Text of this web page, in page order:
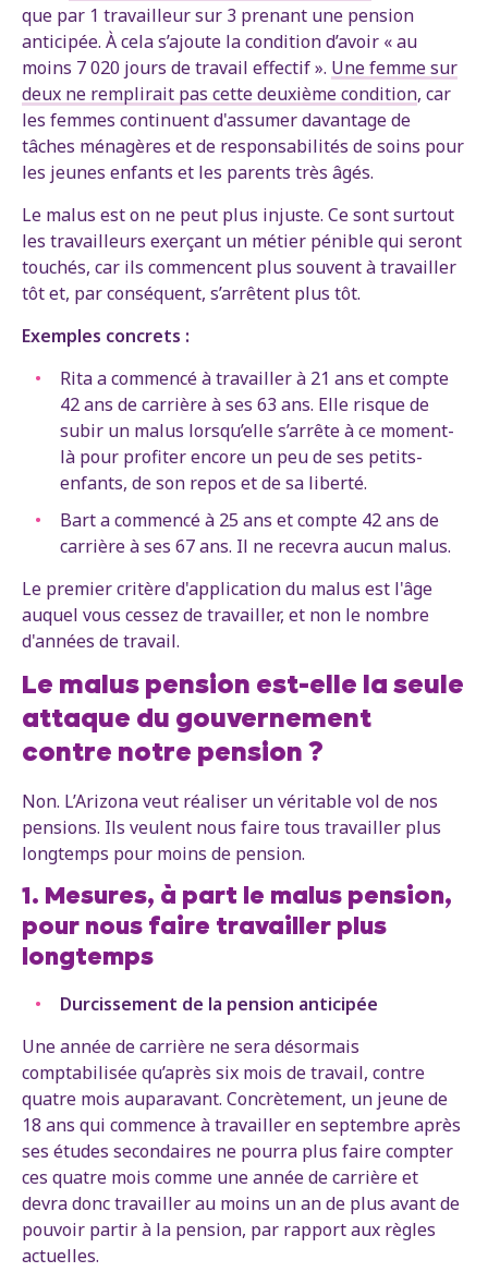
que par 1 travailleur sur 3 prenant une pension
anticipée. À cela s’ajoute la condition d’avoir « au
moins 7 020 jours de travail effectif ». Une femme sur
deux ne remplirait pas cette deuxième condition, car
les femmes continuent d'assumer davantage de
tâches ménagères et de responsabilités de soins pour
les jeunes enfants et les parents très âgés.
Le malus est on ne peut plus injuste. Ce sont surtout
les travailleurs exerçant un métier pénible qui seront
touchés, car ils commencent plus souvent à travailler
tôt et, par conséquent, s’arrêtent plus tôt.
Exemples concrets :
Rita a commencé à travailler à 21 ans et compte
42 ans de carrière à ses 63 ans. Elle risque de
subir un malus lorsqu’elle s’arrête à ce moment-
là pour profiter encore un peu de ses petits-
enfants, de son repos et de sa liberté.
Bart a commencé à 25 ans et compte 42 ans de
carrière à ses 67 ans. Il ne recevra aucun malus.
Le premier critère d'application du malus est l'âge
auquel vous cessez de travailler, et non le nombre
d'années de travail.
Le malus pension est-elle la seule
attaque du gouvernement
contre notre pension ?
Non. L’Arizona veut réaliser un véritable vol de nos
pensions. Ils veulent nous faire tous travailler plus
longtemps pour moins de pension.
1. Mesures, à part le malus pension,
pour nous faire travailler plus
longtemps
Durcissement de la pension anticipée
Une année de carrière ne sera désormais
comptabilisée qu’après six mois de travail, contre
quatre mois auparavant. Concrètement, un jeune de
18 ans qui commence à travailler en septembre après
ses études secondaires ne pourra plus faire compter
ces quatre mois comme une année de carrière et
devra donc travailler au moins un an de plus avant de
pouvoir partir à la pension, par rapport aux règles
actuelles.